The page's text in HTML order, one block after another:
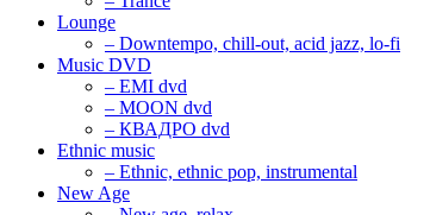
Lounge
– Downtempo, chill-out, acid jazz, lo-fi
Music DVD
– EMI dvd
– MOON dvd
– КВАДРО dvd
Ethnic music
– Ethnic, ethnic pop, instrumental
New Age